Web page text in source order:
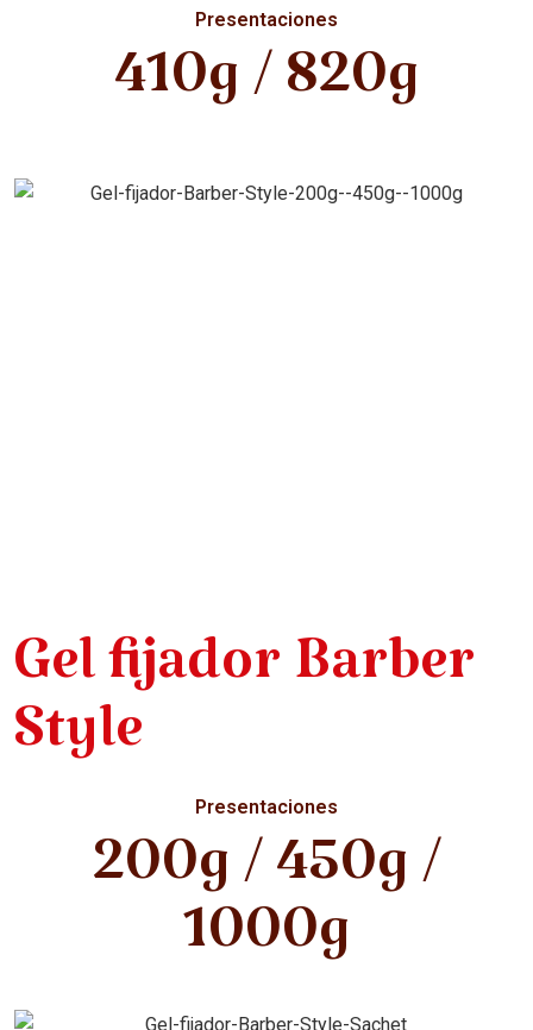
Presentaciones
410g / 820g
Gel fijador Barber
Style
Presentaciones
200g / 450g /
1000g